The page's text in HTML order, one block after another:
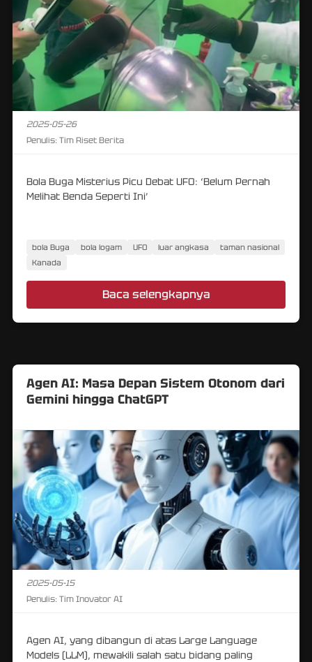
2025-05-26
Penulis: Tim Riset Berita
Bola Buga Misterius Picu Debat UFO: ‘Belum Pernah
Melihat Benda Seperti Ini’
bola Buga bola logam UFO luar angkasa
taman nasional
Kanada
Baca selengkapnya
Agen AI: Masa Depan Sistem Otonom dari
Gemini hingga ChatGPT
2025-05-15
Penulis: Tim Inovator AI
Agen AI, yang dibangun di atas Large Language
Models (LLM), mewakili salah satu bidang paling